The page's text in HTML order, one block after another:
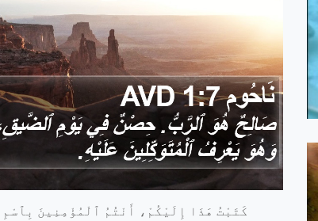
كَتَبْتُ هَذَا إِلَيْكُمْ، أَنْتُمُ ٱلْمُؤْمِنِينَ